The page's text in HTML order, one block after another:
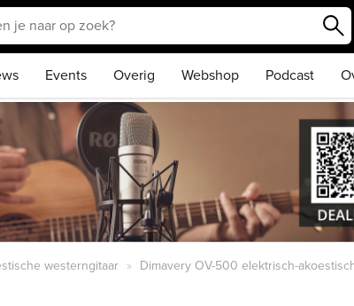
Events Overig Webshop Podcast
westerngitaar Dimavery OV-500 elektrisch-